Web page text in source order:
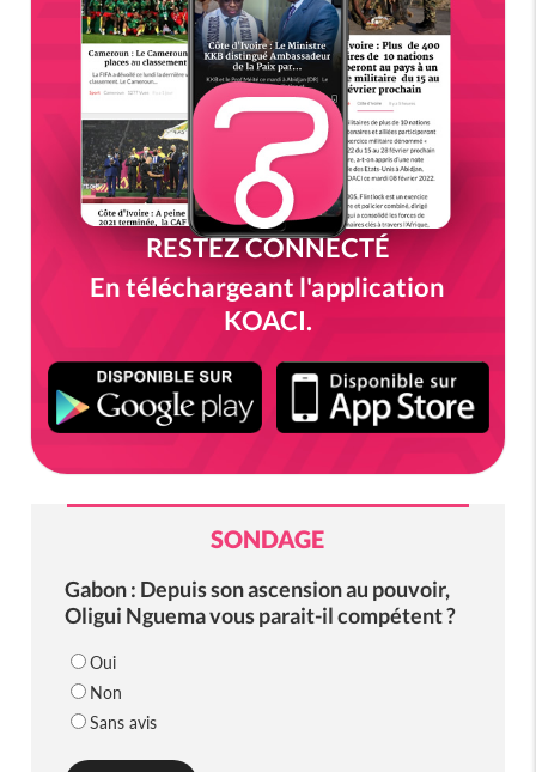
RESTEZ CONNECTÉ
En téléchargeant l'application
KOACI.
SONDAGE
Gabon : Depuis son ascension au pouvoir,
Oligui Nguema vous parait-il compétent ?
Oui
Non
Sans avis